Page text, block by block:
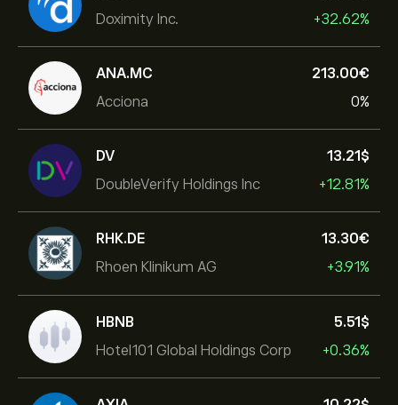
Doximity Inc.
+32.62%
ANA.MC
Acciona
213.00‎€‎
0%
DV
DoubleVerify Holdings Inc
13.21‎$‎
+12.81%
RHK.DE
Rhoen Klinikum AG
13.30‎€‎
+3.91%
HBNB
Hotel101 Global Holdings Corp
5.51‎$‎
+0.36%